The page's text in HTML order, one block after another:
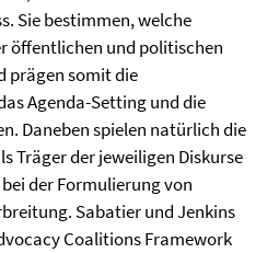
Sie bestimmen, welche
öffentlichen und politischen
prägen somit die
Agenda-Setting und die
Daneben spielen natürlich die
Träger der jeweiligen Diskurse
der Formulierung von
Sabatier und Jenkins
Coalitions Framework